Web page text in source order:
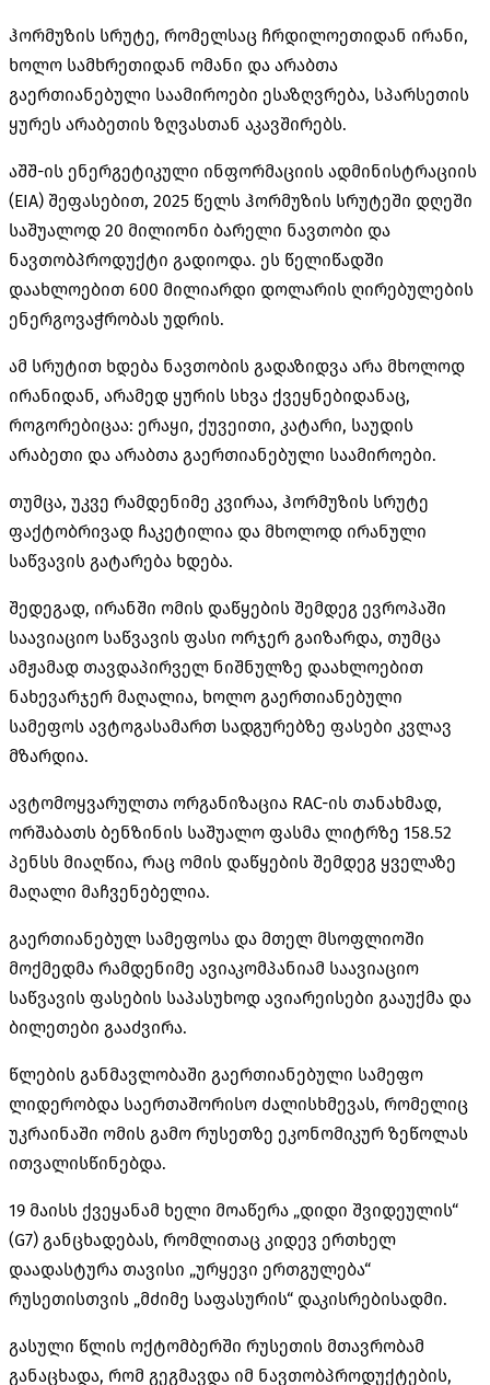
ჰორმუზის სრუტე, რომელსაც ჩრდილოეთიდან ირანი,
ხოლო სამხრეთიდან ომანი და არაბთა
გაერთიანებული საამიროები ესაზღვრება, სპარსეთის
ყურეს არაბეთის ზღვასთან აკავშირებს.
აშშ-ის ენერგეტიკული ინფორმაციის ადმინისტრაციის
(EIA) შეფასებით, 2025 წელს ჰორმუზის სრუტეში დღეში
საშუალოდ 20 მილიონი ბარელი ნავთობი და
ნავთობპროდუქტი გადიოდა. ეს წელიწადში
დაახლოებით 600 მილიარდი დოლარის ღირებულების
ენერგოვაჭრობას უდრის.
ამ სრუტით ხდება ნავთობის გადაზიდვა არა მხოლოდ
ირანიდან, არამედ ყურის სხვა ქვეყნებიდანაც,
როგორებიცაა: ერაყი, ქუვეითი, კატარი, საუდის
არაბეთი და არაბთა გაერთიანებული საამიროები.
თუმცა, უკვე რამდენიმე კვირაა, ჰორმუზის სრუტე
ფაქტობრივად ჩაკეტილია და მხოლოდ ირანული
საწვავის გატარება ხდება.
შედეგად, ირანში ომის დაწყების შემდეგ ევროპაში
საავიაციო საწვავის ფასი ორჯერ გაიზარდა, თუმცა
ამჟამად თავდაპირველ ნიშნულზე დაახლოებით
ნახევარჯერ მაღალია, ხოლო გაერთიანებული
სამეფოს ავტოგასამართ სადგურებზე ფასები კვლავ
მზარდია.
ავტომოყვარულთა ორგანიზაცია RAC-ის თანახმად,
ორშაბათს ბენზინის საშუალო ფასმა ლიტრზე 158.52
პენსს მიაღწია, რაც ომის დაწყების შემდეგ ყველაზე
მაღალი მაჩვენებელია.
გაერთიანებულ სამეფოსა და მთელ მსოფლიოში
მოქმედმა რამდენიმე ავიაკომპანიამ საავიაციო
საწვავის ფასების საპასუხოდ ავიარეისები გააუქმა და
ბილეთები გააძვირა.
წლების განმავლობაში გაერთიანებული სამეფო
ლიდერობდა საერთაშორისო ძალისხმევას, რომელიც
უკრაინაში ომის გამო რუსეთზე ეკონომიკურ ზეწოლას
ითვალისწინებდა.
19 მაისს ქვეყანამ ხელი მოაწერა „დიდი შვიდეულის“
(G7) განცხადებას, რომლითაც კიდევ ერთხელ
დაადასტურა თავისი „ურყევი ერთგულება“
რუსეთისთვის „მძიმე საფასურის“ დაკისრებისადმი.
გასული წლის ოქტომბერში რუსეთის მთავრობამ
განაცხადა, რომ გეგმავდა იმ ნავთობპროდუქტების,